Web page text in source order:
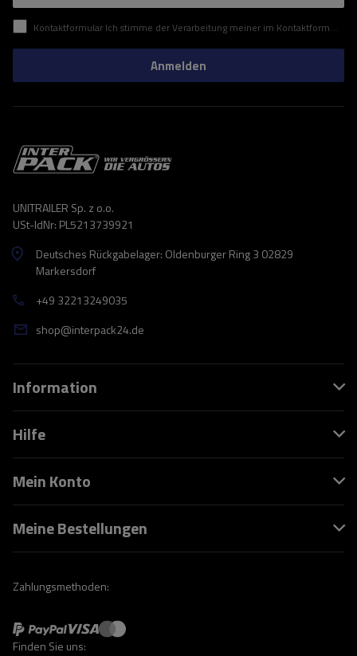
Kontaktformular Ich stimme der Verarbeitung meiner im Kontaktformular enthaltenen personenbezogenen Daten gemäß der Verordnung (EU) des Europäischen Parlaments und des Rates zu.
Anmelden
UNITRAILER Sp. z o.o.
USt-IdNr: PL5213739921
Deutsches Rückgabelager: Oldenburger Ring 3 02829
Markersdorf
+49 32213249035
shop@interpack24.de
Information
Hilfe
Mein Konto
Meine Bestellungen
Zahlungsmethoden:
Finden Sie uns: